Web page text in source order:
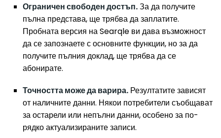
Ограничен свободен достъп.За да получите
пълна представа, ще трябва да заплатите.
Пробната версия на Searqle ви дава възможност
да се запознаете с основните функции, но за да
получите пълния доклад, ще трябва да се
абонирате.
Точността може да варира. Резултатите зависят
от наличните данни. Някои потребители съобщават
за остарели или непълни данни, особено за по-
рядко актуализираните записи.